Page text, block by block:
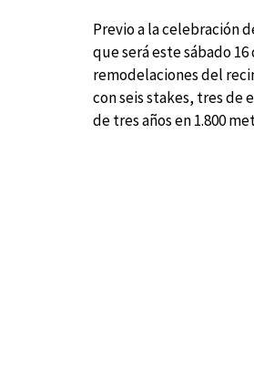
Previo a la celebración
que será este sábado
remodelaciones del
con seis stakes, tres de
de tres años en 1.800